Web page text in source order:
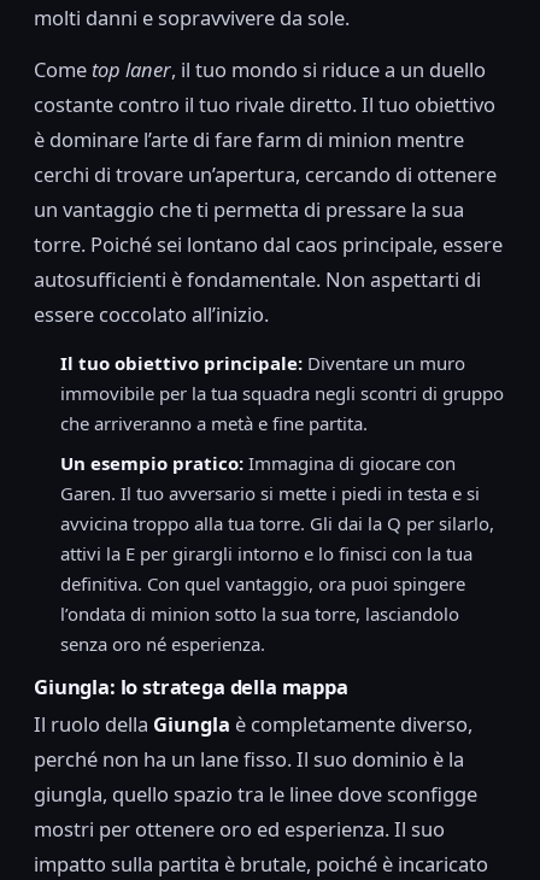
molti danni e sopravvivere da sole.
Come top laner, il tuo mondo si riduce a un duello
costante contro il tuo rivale diretto. Il tuo obiettivo
è dominare l’arte di fare farm di minion mentre
cerchi di trovare un’apertura, cercando di ottenere
un vantaggio che ti permetta di pressare la sua
torre. Poiché sei lontano dal caos principale, essere
autosufficienti è fondamentale. Non aspettarti di
essere coccolato all’inizio.
Il tuo obiettivo principale: Diventare un muro
immovibile per la tua squadra negli scontri di gruppo
che arriveranno a metà e fine partita.
Un esempio pratico: Immagina di giocare con
Garen. Il tuo avversario si mette i piedi in testa e si
avvicina troppo alla tua torre. Gli dai la Q per silarlo,
attivi la E per girargli intorno e lo finisci con la tua
definitiva. Con quel vantaggio, ora puoi spingere
l’ondata di minion sotto la sua torre, lasciandolo
senza oro né esperienza.
Giungla: lo stratega della mappa
Il ruolo della Giungla è completamente diverso,
perché non ha un lane fisso. Il suo dominio è la
giungla, quello spazio tra le linee dove sconfigge
mostri per ottenere oro ed esperienza. Il suo
impatto sulla partita è brutale, poiché è incaricato